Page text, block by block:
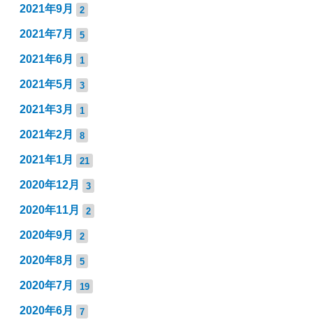
2021年9月 2
2021年7月 5
2021年6月 1
2021年5月 3
2021年3月 1
2021年2月 8
2021年1月 21
2020年12月 3
2020年11月 2
2020年9月 2
2020年8月 5
2020年7月 19
2020年6月 7